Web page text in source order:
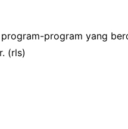
program yang
(rls)